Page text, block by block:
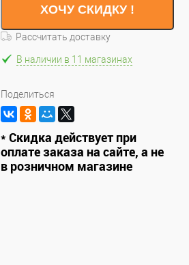
ХОЧУ СКИДКУ !
Рассчитать доставку
В наличии в 11 магазинах
Поделиться
* Скидка действует при
оплате заказа на сайте, а не
в розничном магазине